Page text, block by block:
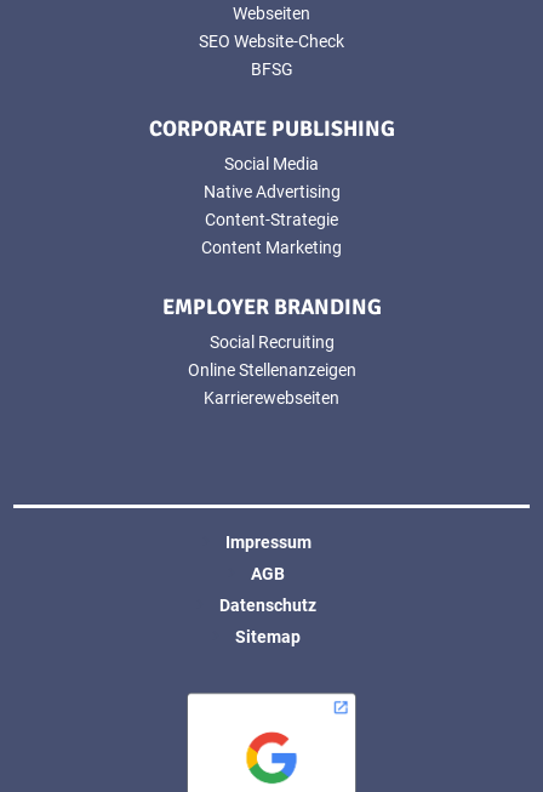
Webseiten
SEO Website-Check
BFSG
CORPORATE PUBLISHING
Social Media
Native Advertising
Content-Strategie
Content Marketing
EMPLOYER BRANDING
Social Recruiting
Online Stellenanzeigen
Karrierewebseiten
Impressum
AGB
Datenschutz
Sitemap